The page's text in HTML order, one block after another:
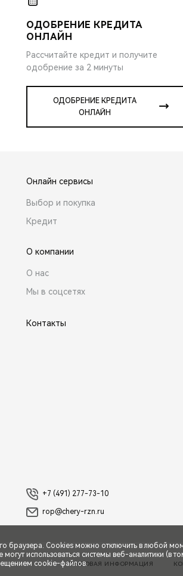
ОДОБРЕНИЕ КРЕДИТА
ОНЛАЙН
Рассчитайте кредит и получите
одобрение за 2 минуты
ОДОБРЕНИЕ КРЕДИТА
ОНЛАЙН
Онлайн сервисы
Выбор и покупка
Кредит
О компании
О нас
Мы в соцсетях
Контакты
+7 (491) 277-73-10
rop@chery-rzn.ru
ПРАВОВАЯ ИНФОРМАЦИЯ
браузера. Cookies можно отключить в любой
использоваться системы веб-аналитики (в
cookie-файлов.